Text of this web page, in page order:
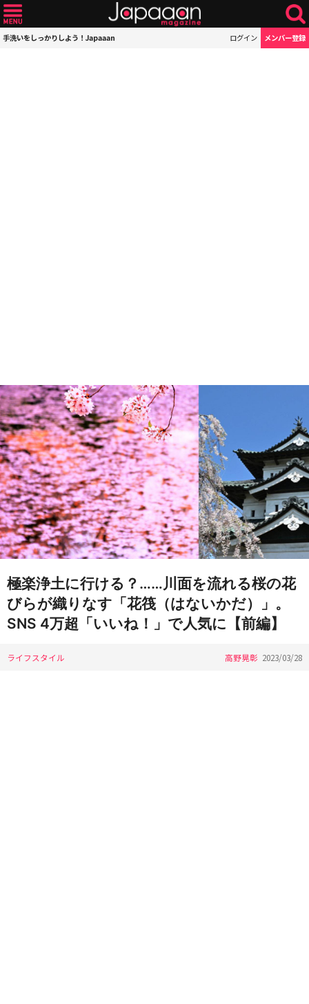
手洗いをしっかりしよう！Japaaan ログイン メンバー登録
極楽浄土に行ける？……川面を流れる桜の花
びらが織りなす「花筏（はないかだ）」。
SNS 4万超「いいね！」で人気に【前編】
ライフスタイル 高野晃彰 2023/03/28